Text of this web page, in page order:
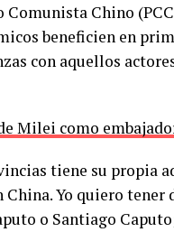
Chino
beneficien en
con aquellos
Milei como
tiene su propia
China. Yo quiero
o Santiago